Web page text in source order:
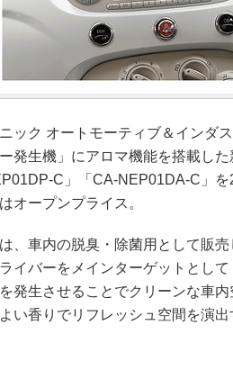
ック オートモーティブ＆インダ
発生機」にアロマ機能を搭載し
C」「CA-NEP01DA-C」
オープンプライス。
、車内の脱臭・除菌用として販
イバーをメインターゲットとし
発生させることでクリーンな車
い香りでリフレッシュ空間を演出